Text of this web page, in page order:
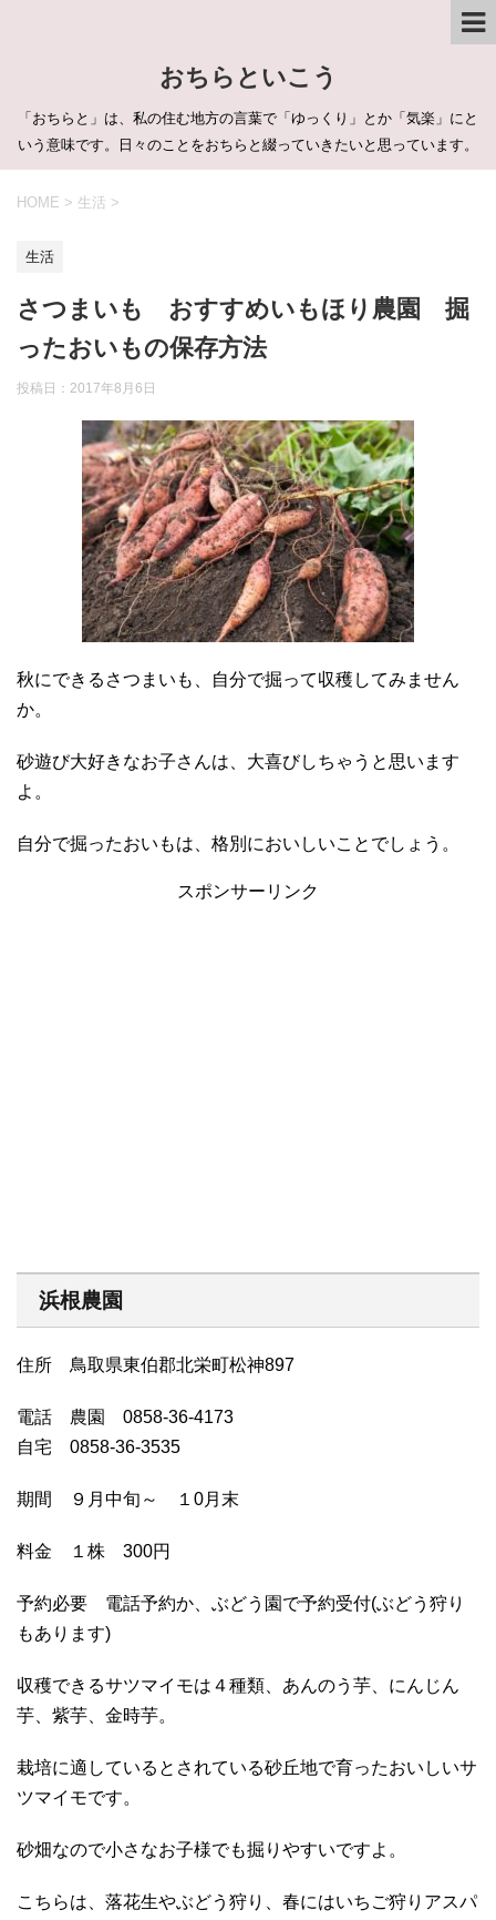
おちらといこう
「おちらと」は、私の住む地方の言葉で「ゆっくり」とか「気楽」にと
いう意味です。日々のことをおちらと綴っていきたいと思っています。
HOME > 生活 >
生活
さつまいも おすすめいもほり農園 掘
ったおいもの保存方法
投稿日： 2017年8月6日
秋にできるさつまいも、自分で掘って収穫してみません
か。
砂遊び大好きなお子さんは、大喜びしちゃうと思います
よ。
自分で掘ったおいもは、格別においしいことでしょう。
スポンサーリンク
浜根農園
住所 鳥取県東伯郡北栄町松神897
電話 農園 0858-36-4173
自宅 0858-36-3535
期間 ９月中旬～ １0月末
料金 １株 300円
予約必要 電話予約か、ぶどう園で予約受付(ぶどう狩り
もあります)
収穫できるサツマイモは４種類、あんのう芋、にんじん
芋、紫芋、金時芋。
栽培に適しているとされている砂丘地で育ったおいしいサ
ツマイモです。
砂畑なので小さなお子様でも掘りやすいですよ。
こちらは、落花生やぶどう狩り、春にはいちご狩りアスパ